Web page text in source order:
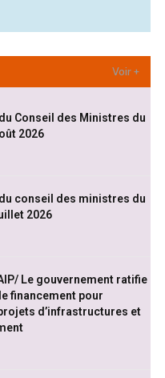
Voir +
Conseil des Ministres du
2026
conseil des ministres du
2026
Le gouvernement ratifie
financement pour
d’infrastructures et